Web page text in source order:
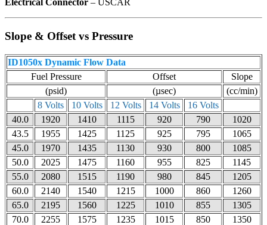
Electrical Connector – USCAR
Slope & Offset vs Pressure
ID1050x Dynamic Flow Data
Fuel Pressure
Offset
Slope
(psid)
(µsec)
(cc/min)
8 Volts
10 Volts 12 Volts 14 Volts
16 Volts
40.0
1920 1410 1115 920 790
1020
43.5
1955 1425 1125 925 795
1065
45.0
1970 1435 1130 930 800
1085
50.0
2025 1475 1160 955 825
1145
55.0
2080 1515 1190 980 845
1205
60.0
2140 1540 1215 1000 860
1260
65.0
2195 1560 1225 1010 855
1305
70.0
2255 1575 1235 1015 850
1350